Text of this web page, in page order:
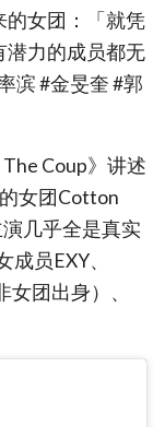
的女团：「就凭
潜力的成员都无
滨 #金旻奎 #郭
Coup》讲述
女团Cotton
几乎全是真实
员EXY、
团出身）、